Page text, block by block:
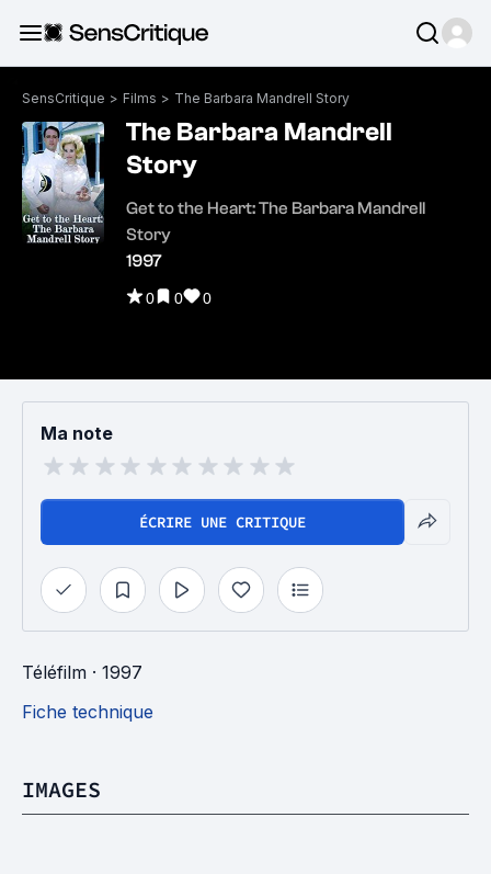
SensCritique > Films > The Barbara Mandrell Story
The Barbara Mandrell
Story
Get to the Heart: The Barbara Mandrell
Story
1997
0 0 0
Ma note
ÉCRIRE UNE CRITIQUE
Téléfilm · 1997
Fiche technique
IMAGES